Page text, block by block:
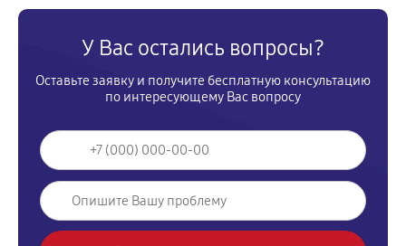
У Вас остались вопросы?
Оставьте заявку и получите бесплатную консультацию
по интересующему Вас вопросу